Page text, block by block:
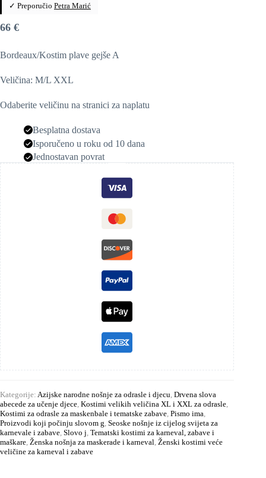
✓ Preporučio Petra Marić
66 €
Bordeaux/Kostim plave gejše A
Veličina: M/L XXL
Odaberite veličinu na stranici za naplatu
Besplatna dostava
Isporučeno u roku od 10 dana
Jednostavan povrat
Kategorije: Azijske narodne nošnje za odrasle i djecu, Drvena slova
abecede za učenje djece, Kostimi velikih veličina XL i XXL za odrasle,
Kostimi za odrasle za maskenbale i tematske zabave, Pismo ima,
Proizvodi koji počinju slovom g, Seoske nošnje iz cijelog svijeta za
karnevale i zabave, Slovo j, Tematski kostimi za karneval, zabave i
maškare, Ženska nošnja za maskerade i karneval, Ženski kostimi veće
veličine za karneval i zabave